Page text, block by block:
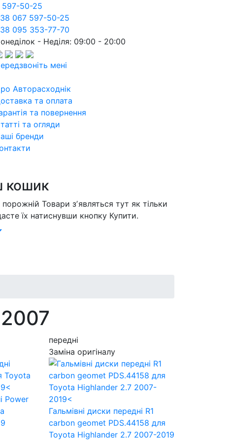
597-50-25
067 597-50-25
095 353-77-70
- Неділя: 09:00 - 20:00
мені
Авторасходнік
та оплата
та повернення
та огляди
бренди
кошик
Товари зʼявляться тут як тільки
їх натиснувши кнопку Купити.
Power
передні
Заміна оригіналу
Гальмівні диски передні R1
carbon geomet PDS.44158 для
Toyota Highlander 2.7 2007-2019